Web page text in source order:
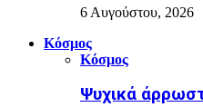
6 Αυγούστου, 2026
Κόσμος
Κόσμος
Ψυχικά